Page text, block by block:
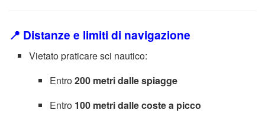
📍 Distanze e limiti di navigazione
Vietato praticare sci nautico:
Entro200 metri dalle spiagge
Entro 100 metri dalle coste a picco